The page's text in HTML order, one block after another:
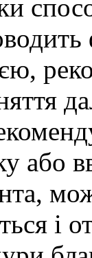
або
і